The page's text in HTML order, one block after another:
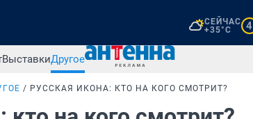
СЕЙЧАС
+35°C
4
ВыставкиДругое
РУССКАЯ ИКОНА: КТО НА КОГО СМОТРИТ?